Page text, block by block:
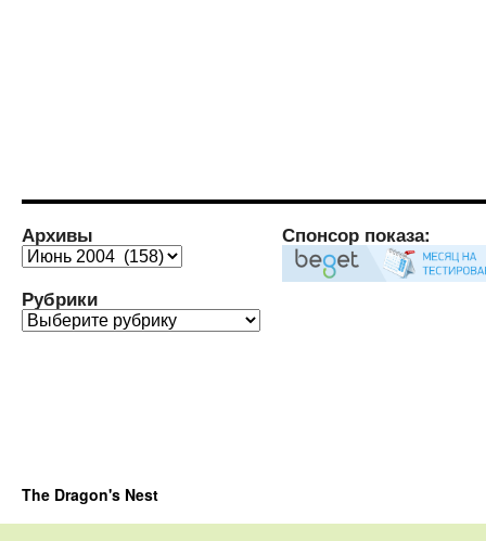
Архивы
Архивы
Рубрики
Рубрики
Спонсор показа:
The Dragon's Nest